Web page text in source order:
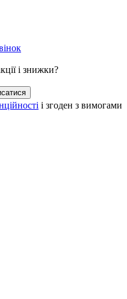
і знижки?
і згоден з вимогами